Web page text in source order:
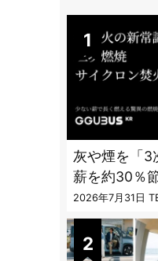
DAILY
灰や煙を「
薪を約30％
も美しくな
2026年7月31日